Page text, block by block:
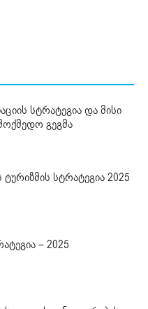
სტრატეგია და მისი
გეგმა
სტრატეგია 2025
– 2025